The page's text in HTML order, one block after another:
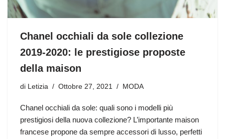
Chanel occhiali da sole collezione
2019-2020: le prestigiose proposte
della maison
di Letizia Ottobre 27, 2021 MODA
Chanel occhiali da sole: quali sono i modelli più
prestigiosi della nuova collezione? L’importante maison
francese propone da sempre accessori di lusso, perfetti